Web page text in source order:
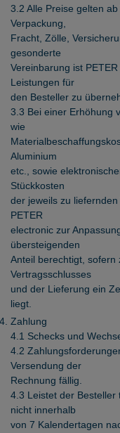
3.2 Alle Preise gelten
Verpackung,
Fracht, Zölle,
gesonderte
Vereinbarung ist
Leistungen für
den Besteller zu
3.3 Bei einer Erhöhung
wie
Aluminium
etc., sowie
Stückkosten
der jeweils zu
PETER
electronic zur
übersteigenden
Anteil berechtigt, sofern
Vertragsschlusses
und der Lieferung ein
liegt.
Zahlung
4.1 Schecks und
4.2
Versendung der
Rechnung fällig.
4.3 Leistet der
nicht innerhalb
von 7 Kalendertagen